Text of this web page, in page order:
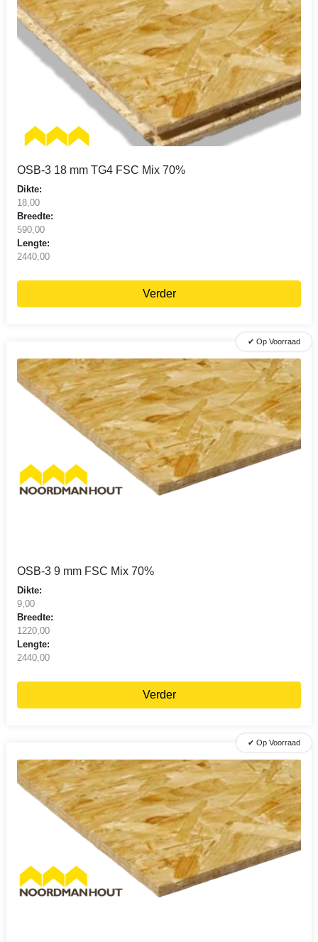
OSB-3 18 mm TG4 FSC Mix 70%
Dikte:
18,00
Breedte:
590,00
Lengte:
2440,00
Verder
✔ Op Voorraad
OSB-3 9 mm FSC Mix 70%
Dikte:
9,00
Breedte:
1220,00
Lengte:
2440,00
Verder
✔ Op Voorraad